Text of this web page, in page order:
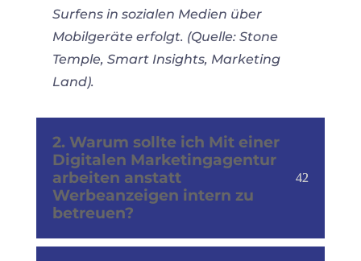
Surfens in sozialen Medien über
Mobilgeräte erfolgt. (Quelle: Stone
Temple, Smart Insights, Marketing
Land).
2. Warum sollte ich Mit einer
Digitalen Marketingagentur
arbeiten anstatt
Werbeanzeigen intern zu
betreuen?